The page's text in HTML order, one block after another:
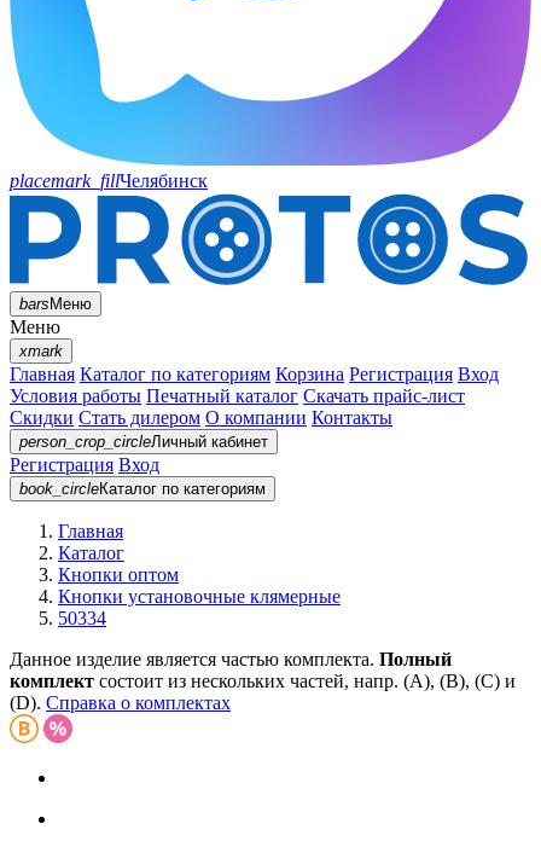
placemark_fillЧелябинск
barsМеню
Меню
xmark
Главная Каталог по категориям Корзина Регистрация Вход
Условия работы Печатный каталог Скачать прайс-лист
Скидки Стать дилером О компании Контакты
person_crop_circleЛичный кабинет
Регистрация Вход
book_circleКаталог по категориям
Главная
Каталог
Кнопки оптом
Кнопки установочные клямерные
50334
Данное изделие является частью комплекта. Полный
комплект состоит из нескольких частей, напр. (А), (B), (С) и
(D). Справка о комплектах